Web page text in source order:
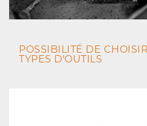
POSSIBILITÉ DE
TYPES D'OUTILS